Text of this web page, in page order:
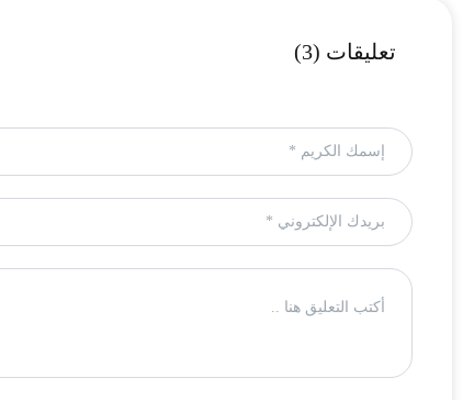
تعليقات (3)